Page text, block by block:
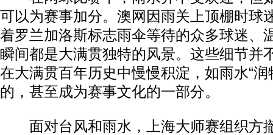
可以为赛事加分。澳网因雨关上顶棚时球
着罗兰加洛斯标志雨伞等待的众多球迷、
瞬间都是大满贯独特的风景。这些细节并
在大满贯百年历史中慢慢积淀，如雨水“润
的，甚至成为赛事文化的一部分。
面对台风和雨水，上海大师赛组织方